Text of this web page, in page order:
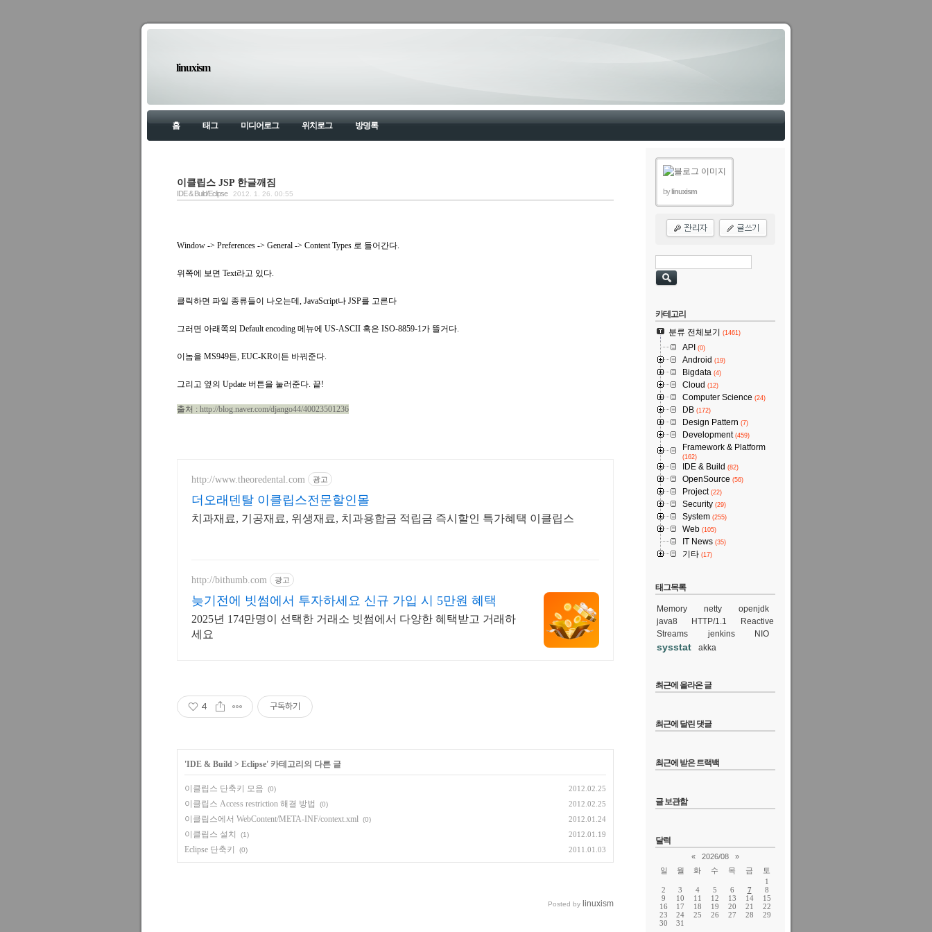
linuxism
홈 태그 미디어로그 위치로그 방명록
이클립스 JSP 한글깨짐
IDE & Build/Eclipse 2012. 1. 26. 00:55
Window -> Preferences -> General -> Content Types 로 들어간다.
위쪽에 보면 Text라고 있다.
클릭하면 파일 종류들이 나오는데, JavaScript나 JSP를 고른다
그러면 아래쪽의 Default encoding 메뉴에 US-ASCII 혹은 ISO-8859-1가 뜰거다.
이놈을 MS949든, EUC-KR이든 바꿔준다.
그리고 옆의 Update 버튼을 눌러준다. 끝!
출처 : http://blog.naver.com/django44/40023501236
http://www.theoredental.com 광고
더오래덴탈 이클립스전문할인몰
치과재료, 기공재료, 위생재료, 치과용합금 적립금 즉시할인 특가혜택 이클립스
http://bithumb.com 광고
늦기전에 빗썸에서 투자하세요 신규 가입 시 5만원 혜택
2025년 174만명이 선택한 거래소 빗썸에서 다양한 혜택받고 거래하
세요
4 구독하기
'IDE & Build > Eclipse' 카테고리의 다른 글
이클립스 단축키 모음 (0) 2012.02.25
이클립스 Access restriction 해결 방법 (0) 2012.02.25
이클립스에서 WebContent/META-INF/context.xml (0) 2012.01.24
이클립스 설치 (1) 2012.01.19
Eclipse 단축키 (0) 2011.01.03
Posted by linuxism
bylinuxism
카테고리
분류 전체보기
(1461)
API (0)
Android (19)
Bigdata (4)
Cloud (12)
Computer Science (24)
DB (172)
Design Pattern (7)
Development(459)
Framework & Platform
(162)
IDE & Build (82)
OpenSource (56)
Project(22)
Security (29)
System (255)
Web (105)
IT News (35)
기타 (17)
태그목록
Memory netty
openjdk
java8
HTTP/1.1
Reactive
Streams
jenkins NIO
sysstat akka
최근에 올라온 글
최근에 달린 댓글
최근에 받은 트랙백
글 보관함
달력
« 2026/08
»
일
월 화 수 목 금
토
1
2
3 4 5 6 7
8
9
10 11 12 13 14
15
16
17 18 19 20 21
22
23
24 25 26 27 28
29
30
31